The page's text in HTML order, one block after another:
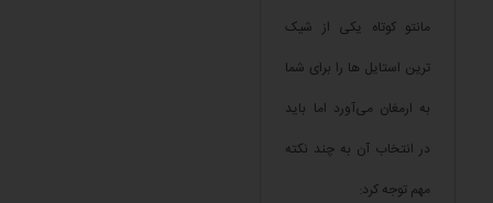
مانتو کوتاه یکی از شیک
ترین استایل ها را برای شما
به ارمغان می‌آورد اما باید
در انتخاب آن به چند نکته
مهم توجه کرد: